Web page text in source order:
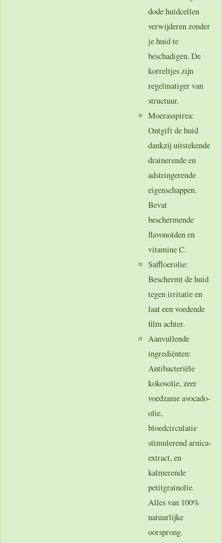
dode huidcellen
verwijderen zonder
je huid te
beschadigen. De
korreltjes zijn
regelmatiger van
structuur.
Moerasspirea:
Ontgift de huid
dankzij uitstekende
drainerende en
adstringerende
eigenschappen.
Bevat
beschermende
flavonoïden en
vitamine C.
Saffloerolie:
Beschermt de huid
tegen irritatie en
laat een voedende
film achter.
Aanvullende
ingrediënten:
Antibacteriële
kokosolie, zeer
voedzame avocado-
olie,
bloedcirculatie
stimulerend arnica-
extract, en
kalmerende
petitgrainolie.
Alles van 100%
natuurlijke
oorsprong.